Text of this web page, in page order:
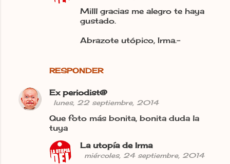
RESPONDER
Milll gracias me alegro te haya
gustado.
Abrazote utópico, Irma.-
Ex periodist@
lunes, 22 septiembre, 2014
Que foto más bonita, bonita duda la
tuya
La utopía de Irma
miércoles, 24 septiembre, 2014